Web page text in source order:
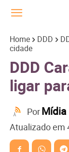
Home DDD
cidade
DDD
ligar
PorMídia
Atualizado em